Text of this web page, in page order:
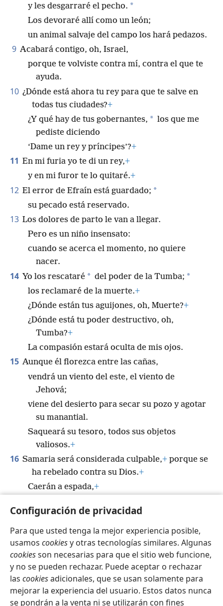
Configuración de privacidad
Para que usted tenga la mejor experiencia posible,
usamos cookiesy otras tecnologías similares. Algunas
cookiesson necesarias para que el sitio web funcione,
y no se pueden rechazar. Puede aceptar o rechazar
las cookiesadicionales, que se usan solamente para
mejorar la experiencia del usuario. Estos datos nunca
se pondrán a la venta ni se utilizarán con fines
y les desgarraré el pecho. *
Los devoraré allí como un león;
un animal salvaje del campo los hará pedazos.
9 Acabará contigo, oh, Israel,
porque te volviste contra mí, contra el que te
ayuda.
10 ¿Dónde está ahora tu rey para que te salve en
todas tus ciudades?+
¿Y qué hay de tus gobernantes, * los que me
pediste diciendo
‘Dame un rey y príncipes’?+
11 En mi furia yo te di un rey,+
y en mi furor te lo quitaré.+
12 El error de Efraín está guardado; *
su pecado está reservado.
13 Los dolores de parto le van a llegar.
Pero es un niño insensato:
cuando se acerca el momento, no quiere
nacer.
14 Yo los rescataré * del poder de la Tumba; *
los reclamaré de la muerte.+
¿Dónde están tus aguijones, oh, Muerte?+
¿Dónde está tu poder destructivo, oh,
Tumba?+
La compasión estará oculta de mis ojos.
15 Aunque él florezca entre las cañas,
vendrá un viento del este, el viento de
Jehová;
viene del desierto para secar su pozo y agotar
su manantial.
Saqueará su tesoro, todos sus objetos
valiosos.+
16 Samaria será considerada culpable,+ porque se
ha rebelado contra su Dios.+
Caerán a espada,+
y sus mujeres embarazadas serán rajadas”.
Español Compartir Configuración
Copyright © 2026 Watch Tower Bible and Tract Society of Pennsylvania
Condiciones de uso
Política de privacidad
Configuración de privacidad
JW.ORG Iniciar sesión